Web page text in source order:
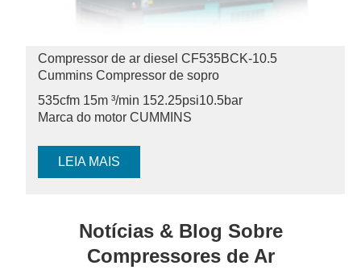
Compressor de ar diesel CF535BCK-10.5
Cummins Compressor de sopro
535cfm 15m ³/min 152.25psi10.5bar
Marca do motor CUMMINS
LEIA MAIS
Notícias & Blog Sobre
Compressores de Ar